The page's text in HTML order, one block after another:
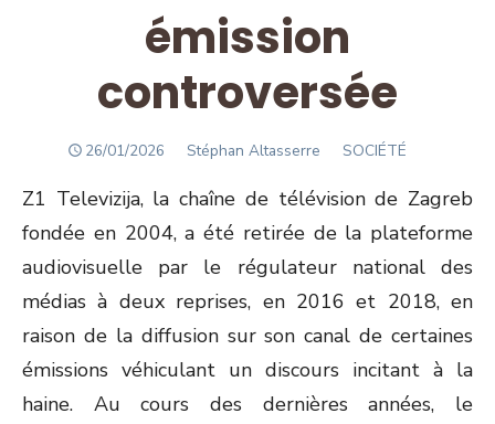
émission
controversée
POSTED
26/01/2026 Author
Stéphan Altasserre SOCIÉTÉ
Z1 Televizija, la chaîne de télévision de Zagreb
fondée en 2004, a été retirée de la plateforme
audiovisuelle par le régulateur national des
médias à deux reprises, en 2016 et 2018, en
raison de la diffusion sur son canal de certaines
émissions véhiculant un discours incitant à la
haine. Au cours des dernières années, le